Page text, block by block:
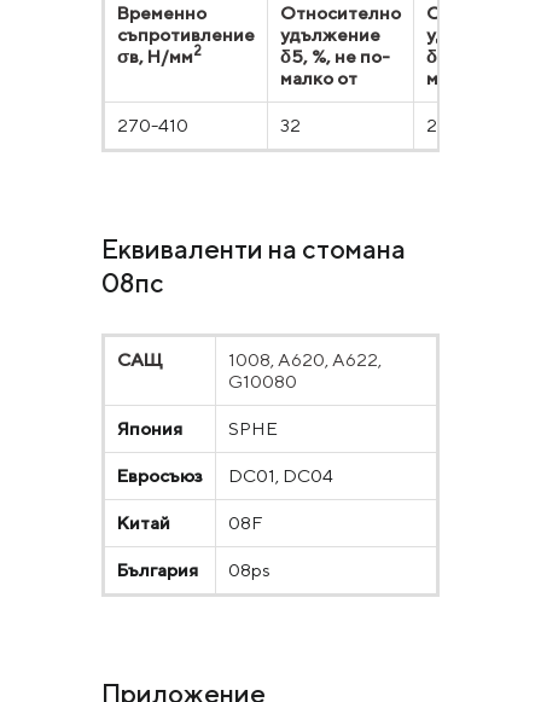
Временно
съпротивление
σв, Н/мм2
Относително
удължение
δ5, %, не по-
малко от
удължение
δ10, %, не
малко от
270-410 32 28
Еквиваленти на стомана
08пс
САЩ
1008, A620, A622,
G10080
Япония SPHE
Евросъюз DC01, DC04
Китай 08F
България 08ps
Приложение